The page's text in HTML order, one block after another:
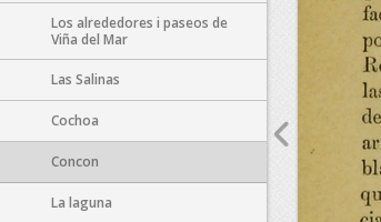
Los alrededores i paseos de
Viña del Mar
Las Salinas
Cochoa
Concon
La laguna